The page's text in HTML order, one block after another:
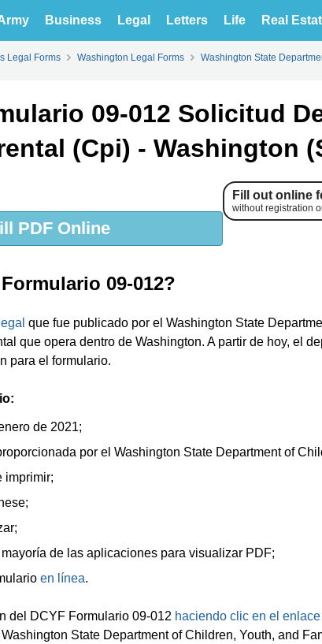
Business Legal Letters Life Real
Legal Forms Washington Legal Forms Washington State
09-012 Solicitud
(Cpi) - Washington
PDF Online
Fill out online
without registration
09-012?
que fue publicado por el Washington State
que opera dentro de Washington. A partir de hoy, el
para el formulario.
de 2021;
por el Washington State Department of
imprimir;
de las aplicaciones para visualizar PDF;
en línea.
del DCYF Formulario 09-012 haciendo clic en el
State Department of Children, Youth, and